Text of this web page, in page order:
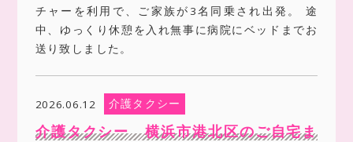
チャーを利用で、ご家族が3名同乗され出発。 途
中、ゆっくり休憩を入れ無事に病院にベッドまでお
送り致しました。
2026.06.12 介護タクシー
介護タクシー 横浜市港北区のご自宅ま